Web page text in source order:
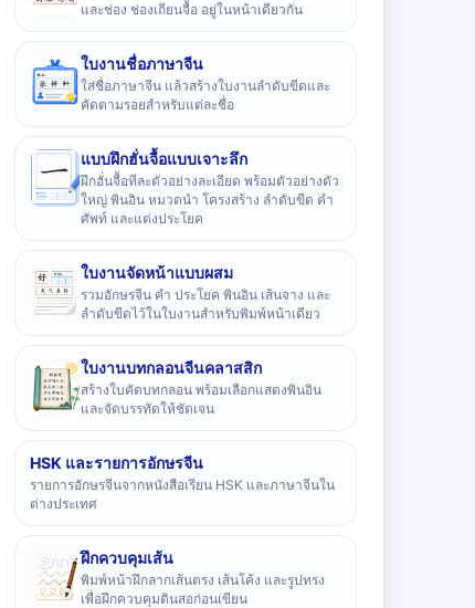
และช่อง ช่องเถียนจื้อ อยู่ในหน้าเดียวกัน
ใบงานชื่อภาษาจีน
ใส่ชื่อภาษาจีน แล้วสร้างใบงานลำดับขีดและ
คัดตามรอยสำหรับแต่ละชื่อ
แบบฝึกฮั่นจื้อแบบเจาะลึก
ฝึกฮั่นจื้อทีละตัวอย่างละเอียด พร้อมตัวอย่างตัว
ใหญ่ พินอิน หมวดนำ โครงสร้าง ลำดับขีด คำ
ศัพท์ และแต่งประโยค
ใบงานจัดหน้าแบบผสม
รวมอักษรจีน คำ ประโยค พินอิน เส้นจาง และ
ลำดับขีดไว้ในใบงานสำหรับพิมพ์หน้าเดียว
ใบงานบทกลอนจีนคลาสสิก
สร้างใบคัดบทกลอน พร้อมเลือกแสดงพินอิน
และจัดบรรทัดให้ชัดเจน
HSK และรายการอักษรจีน
รายการอักษรจีนจากหนังสือเรียน HSK และภาษาจีนใน
ต่างประเทศ
ฝึกควบคุมเส้น
พิมพ์หน้าฝึกลากเส้นตรง เส้นโค้ง และรูปทรง
เพื่อฝึกควบคุมดินสอก่อนเขียน